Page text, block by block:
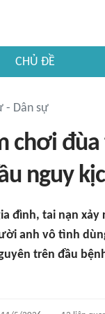
CHỦ ĐỀ
- Dân sự
chơi
nguy
đình, tai nạn xảy
anh vô tình
trên đầu